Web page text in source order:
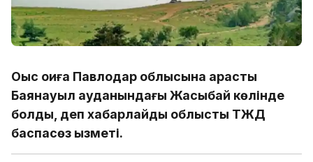
Оқыс оқиға Павлодар облысына қарасты
Баянауыл ауданындағы Жасыбай көлінде
болды, деп хабарлайды облыстық ТЖД
баспасөз қызметі.